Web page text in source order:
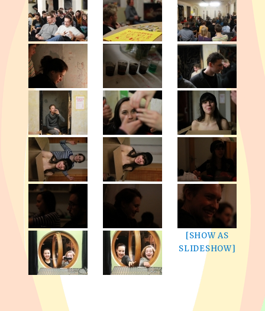
[SHOW AS
SLIDESHOW]